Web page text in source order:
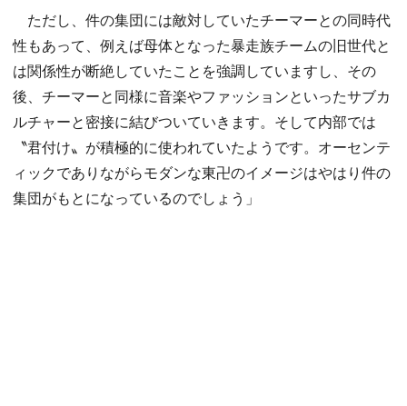
ただし、件の集団には敵対していたチーマーとの同時代
性もあって、例えば母体となった暴走族チームの旧世代と
は関係性が断絶していたことを強調していますし、その
後、チーマーと同様に音楽やファッションといったサブカ
ルチャーと密接に結びついていきます。そして内部では
〝君付け〟が積極的に使われていたようです。オーセンテ
ィックでありながらモダンな東卍のイメージはやはり件の
集団がもとになっているのでしょう」